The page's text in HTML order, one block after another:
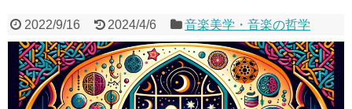
2022/9/16 2024/4/6 音楽美学・音楽の哲学